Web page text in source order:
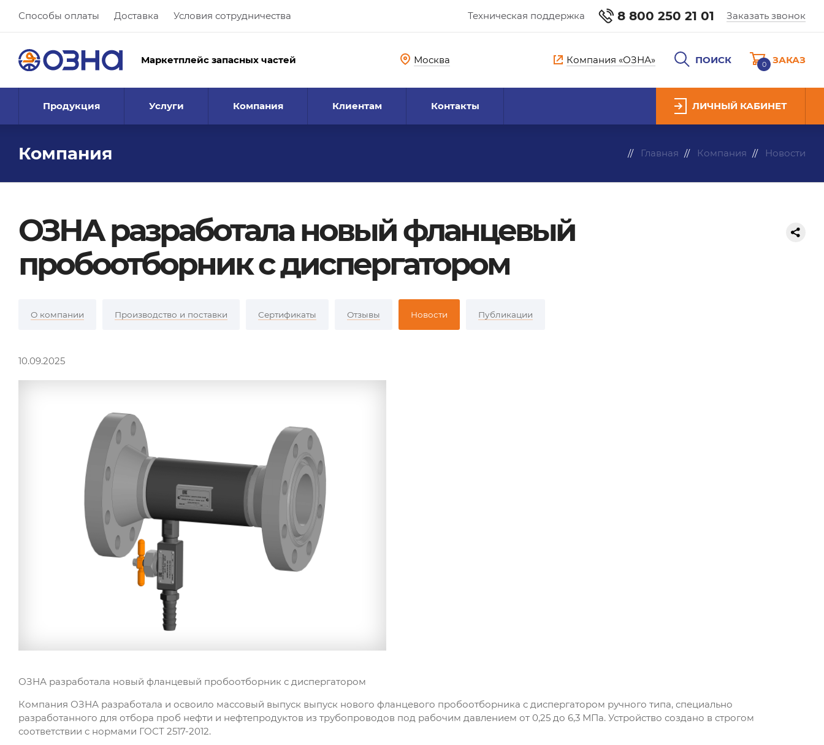
Способы оплаты Доставка Условия сотрудничества Техническая поддержка 8 800 250 21 01 Заказать звонок
Маркетплейс запасных частей Москва Компания «ОЗНА» ПОИСК 0 ЗАКАЗ
Продукция Услуги Компания Клиентам Контакты ЛИЧНЫЙ КАБИНЕТ
Компания Главная Компания Новости
ОЗНА разработала новый фланцевый
пробоотборник с диспергатором
О компании Производство и поставки Сертификаты Отзывы Новости Публикации
10.09.2025
ОЗНА разработала новый фланцевый пробоотборник с диспергатором
Компания ОЗНА разработала и освоило массовый выпуск выпуск нового фланцевого пробоотборника с диспергатором ручного типа, специально
разработанного для отбора проб нефти и нефтепродуктов из трубопроводов под рабочим давлением от 0,25 до 6,3 МПа. Устройство создано в строгом
соответствии с нормами ГОСТ 2517-2012.